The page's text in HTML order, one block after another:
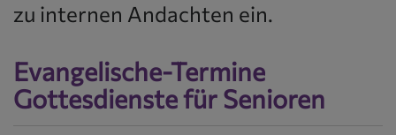
zu internen Andachten ein.
Evangelische-Termine
Gottesdienste für Senioren